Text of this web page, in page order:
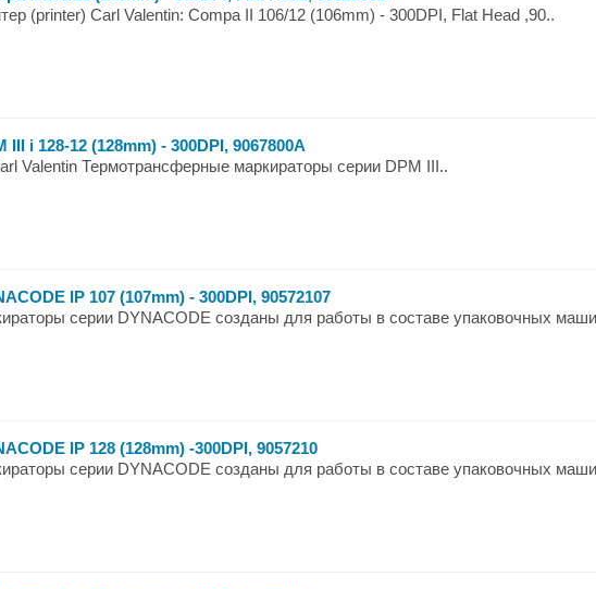
(printer) Carl Valentin: Compa II 106/12 (106mm) - 300DPI, Flat Head ,90..
i 128-12 (128mm) - 300DPI, 9067800A
Valentin Термотрансферные маркираторы серии DPM III..
IP 107 (107mm) - 300DPI, 90572107
серии DYNACODE созданы для работы в составе упаковочных
IP 128 (128mm) -300DPI, 9057210
серии DYNACODE созданы для работы в составе упаковочных